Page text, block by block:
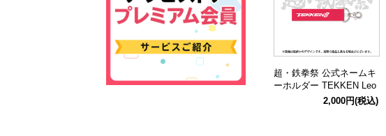
超・鉄拳祭 公式ネームキ
ーホルダー TEKKEN Leo
2,000円(税込)